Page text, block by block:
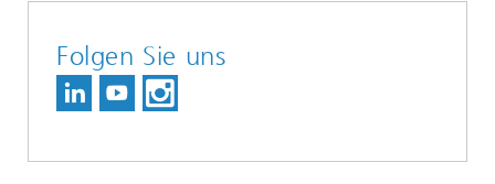
Folgen Sie uns